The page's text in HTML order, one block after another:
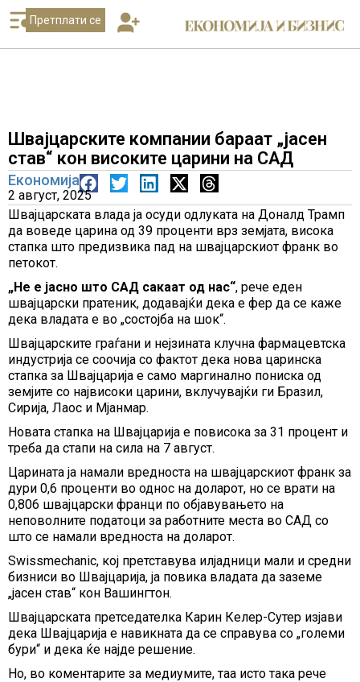
Претплати се
Швајцарските компании бараат „јасен
став“ кон високите царини на САД
Економија
2 август, 2025
Швајцарската влада ја осуди одлуката на Доналд Трамп
да воведе царина од 39 проценти врз земјата, висока
стапка што предизвика пад на швајцарскиот франк во
петокот.
„Не е јасно што САД сакаат од нас“, рече еден
швајцарски пратеник, додавајќи дека е фер да се каже
дека владата е во „состојба на шок“.
Швајцарските граѓани и нејзината клучна фармацевтска
индустрија се соочија со фактот дека нова царинска
стапка за Швајцарија е само маргинално пониска од
земјите со највисоки царини, вклучувајќи ги Бразил,
Сирија, Лаос и Мјанмар.
Новата стапка на Швајцарија е повисока за 31 процент и
треба да стапи на сила на 7 август.
Царината ја намали вредноста на швајцарскиот франк за
дури 0,6 проценти во однос на доларот, но се врати на
0,806 швајцарски франци по објавувањето на
неповолните податоци за работните места во САД со
што се намали вредноста на доларот.
Swissmechanic, кој претставува илјадници мали и средни
бизниси во Швајцарија, ја повика владата да заземе
„јасен став“ кон Вашингтон.
Швајцарската претседателка Карин Келер-Сутер изјави
дека Швајцарија е навикната да се справува со „големи
бури“ и дека ќе најде решение.
Но, во коментарите за медиумите, таа исто така рече